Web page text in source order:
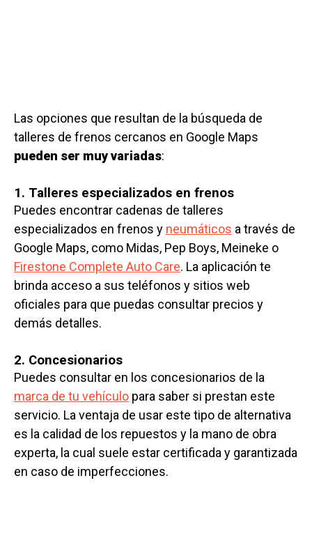
Las opciones que resultan de la búsqueda de
talleres de frenos cercanos en Google Maps
pueden ser muy variadas:
1. Talleres especializados en frenos
Puedes encontrar cadenas de talleres
especializados en frenos y neumáticos a través de
Google Maps, como Midas, Pep Boys, Meineke o
Firestone Complete Auto Care. La aplicación te
brinda acceso a sus teléfonos y sitios web
oficiales para que puedas consultar precios y
demás detalles.
2. Concesionarios
Puedes consultar en los concesionarios de la
marca de tu vehículo para saber si prestan este
servicio. La ventaja de usar este tipo de alternativa
es la calidad de los repuestos y la mano de obra
experta, la cual suele estar certificada y garantizada
en caso de imperfecciones.